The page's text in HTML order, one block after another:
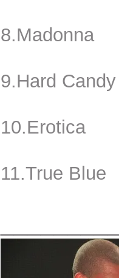
8.Madonna
9.Hard Candy
10.Erotica
11.True Blue